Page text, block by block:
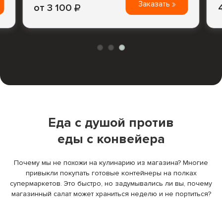
от 3 100 Заказать
Еда с душой против
еды с конвейера
Почему мы не похожи на кулинарию из магазина? Многие
привыкли покупать готовые контейнеры на полках
супермаркетов. Это быстро, но задумывались ли вы, почему
магазинный салат может храниться неделю и не портиться?